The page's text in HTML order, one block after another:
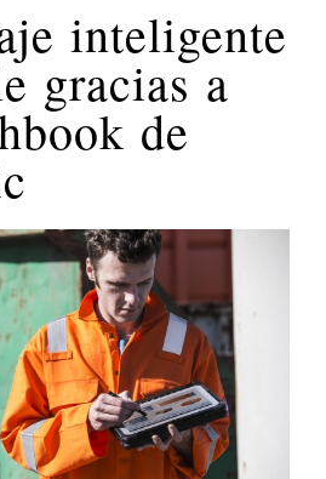
inteligente
gracias a
de